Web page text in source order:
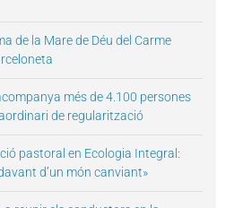
de la Mare de Déu del Carme
més de 4.100 persones
de regularització
pastoral en Ecologia Integral:
d’un món canviant»